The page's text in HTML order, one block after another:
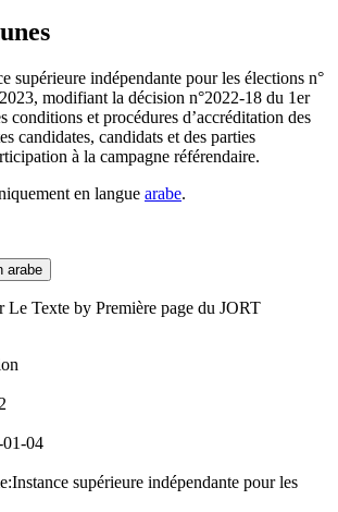
supérieure indépendante pour les élections n°
modifiant la décision n°2022-18 du 1er
conditions et procédures d’accréditation des
candidates, candidats et des parties
à la campagne référendaire.
en langue arabe.
arabe
Le Texte by Première page du JORT
01-04
Instance supérieure indépendante pour les